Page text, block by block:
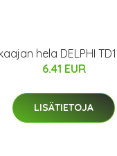
hela DELPHI
6.41 EUR
LISÄTIETOJA